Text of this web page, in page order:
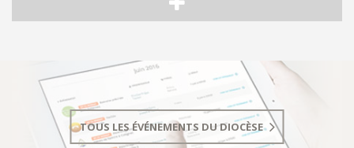
TOUS LES ÉVÉNEMENTS DU DIOCÈSE